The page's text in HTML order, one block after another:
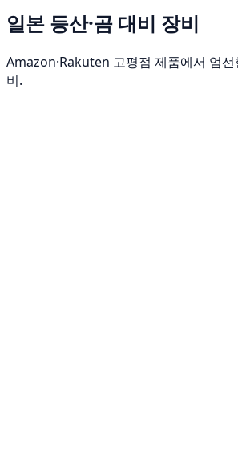
일본 등산·곰 대비 장비
Amazon·Rakuten 고평점 제품에서 엄
비.